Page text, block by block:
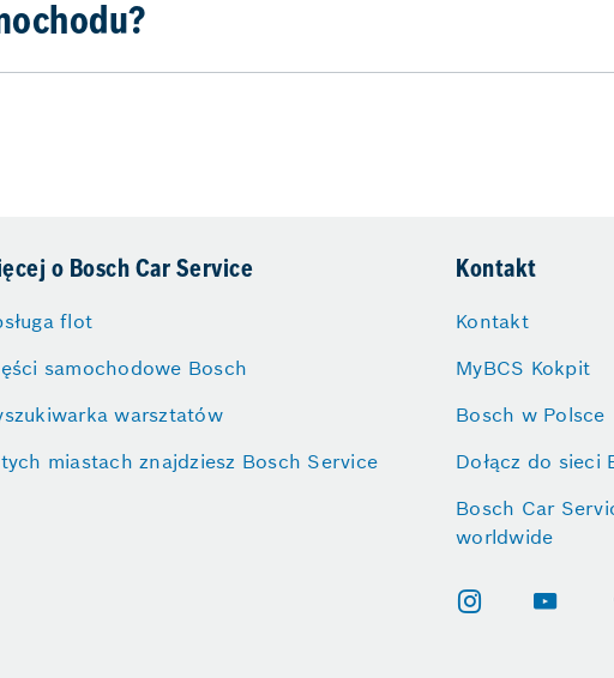
o Bosch Car Service
flot
samochodowe Bosch
warsztatów
miastach znajdziesz Bosch Service
Kontakt
Kontakt
MyBCS Kokpit
Bosch w Polsce
Dołącz do sieci
Bosch Car
worldwide